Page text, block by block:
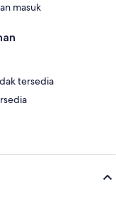
masuk
tersedia